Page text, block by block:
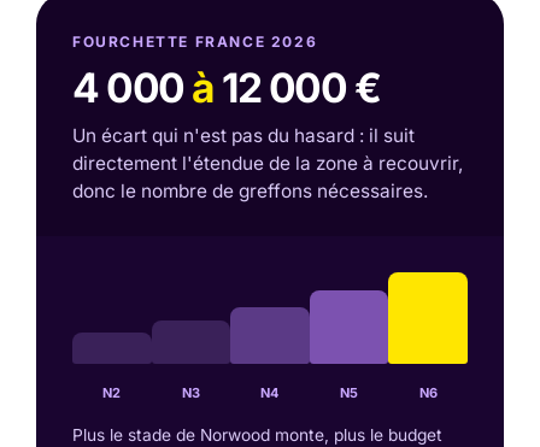
FOURCHETTE FRANCE 2026
4 000à12 000 €
Un écart qui n'est pas du hasard : il suit
directement l'étendue de la zone à recouvrir,
donc le nombre de greffons nécessaires.
N2 N3 N4 N5 N6
Plus le stade de Norwood monte, plus le budget